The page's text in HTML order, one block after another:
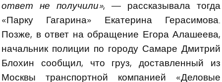
ответ не получили», — рассказывала тогда
«Парку Гагарина» Екатерина Герасимова.
Позже, в ответ на обращение Егора Алашеева,
начальник полиции по городу Самаре Дмитрий
Блохин сообщил, что груз, доставленный из
Москвы транспортной компанией «Деловые